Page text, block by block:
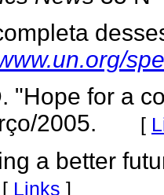
"Hope for a
2005. [
a better
Links ]